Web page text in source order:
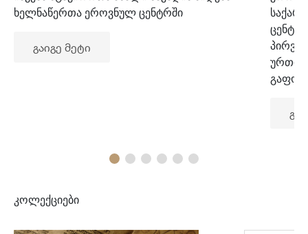
ხელნაწერთა ეროვნულ ცენტრში
გაიგე მეტი
კოლექციები